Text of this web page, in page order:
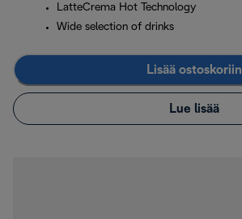
LatteCrema Hot Technology
Wide selection of drinks
Lisää ostoskoriin
Lue lisää